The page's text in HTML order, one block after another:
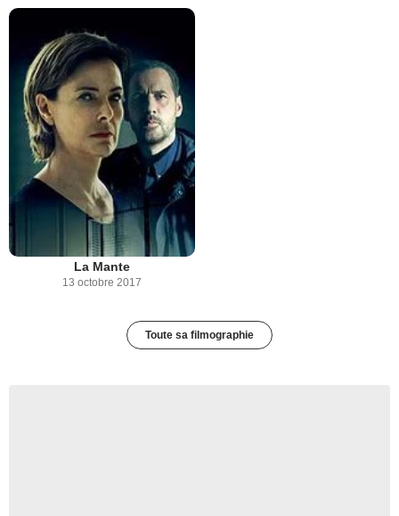
La Mante
13 octobre 2017
Toute sa filmographie